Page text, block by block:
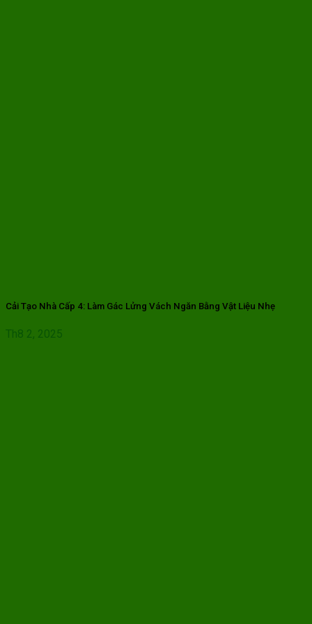
Cải Tạo Nhà Cấp 4: Làm Gác Lửng Vách Ngăn Bằng Vật Liệu Nhẹ
Th8 2, 2025